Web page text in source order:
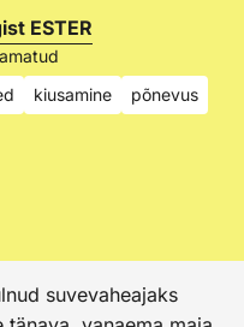
ESTER
kiusamine
põnevus
suvevaheajaks